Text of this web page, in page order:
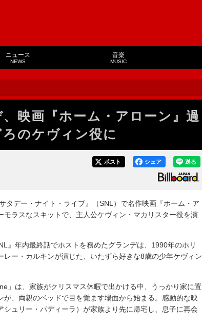
ニュース
NEWS
音楽
MUSIC
映画『ホーム・アローン』過
のケヴィン役に
送る
シェア
ポスト
デー・ナイト・ライブ』（SNL）で名作映画『ホーム・ア
モラスなスキットで、主人公ケヴィン・マカリスター役を演
』年内最終話でホストを務めたグランデは、1990年のホリ
ー・カルキンが演じた、いたずら好きな8歳の少年ケヴィン
」は、家族がクリスマス休暇で出かける中、うっかり家に置
が、両親のベッドで目を覚ます場面から始まる。感動的な映
ュリー・パディーラ）が家族より先に帰宅し、息子に再会